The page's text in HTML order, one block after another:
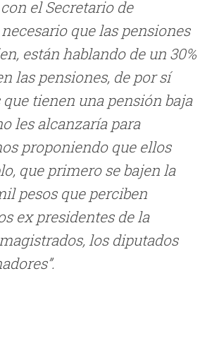
el Secretario de
que las pensiones
están hablando de un 30%
las pensiones, de por sí
tienen una pensión baja
les alcanzaría para
proponiendo que ellos
que primero se bajen la
pesos que perciben
ex presidentes de la
los diputados